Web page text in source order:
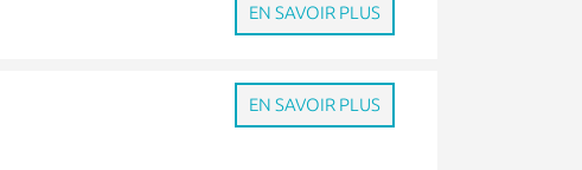
EN SAVOIR PLUS
EN SAVOIR PLUS